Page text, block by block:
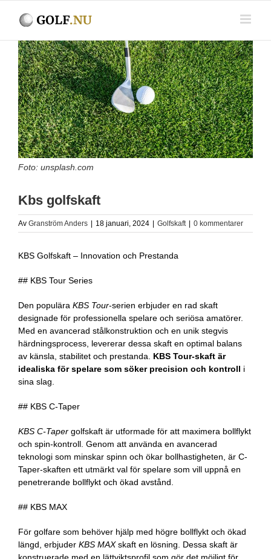
Visa
större
bild
Foto: unsplash.com
Kbs golfskaft
Av Granström Anders 18 januari, 2024 Golfskaft 0 kommentarer
KBS Golfskaft – Innovation och Prestanda
## KBS Tour Series
Den populära KBS Tour-serien erbjuder en rad skaft
designade för professionella spelare och seriösa amatörer.
Med en avancerad stålkonstruktion och en unik stegvis
härdningsprocess, levererar dessa skaft en optimal balans
av känsla, stabilitet och prestanda. KBS Tour-skaft är
idealiska för spelare som söker precision och kontroll i
sina slag.
## KBS C-Taper
KBS C-Taper golfskaft är utformade för att maximera bollflykt
och spin-kontroll. Genom att använda en avancerad
teknologi som minskar spinn och ökar bollhastigheten, är C-
Taper-skaften ett utmärkt val för spelare som vill uppnå en
penetrerande bollflykt och ökad avstånd.
## KBS MAX
För golfare som behöver hjälp med högre bollflykt och ökad
längd, erbjuder KBS MAXskaft en lösning. Dessa skaft är